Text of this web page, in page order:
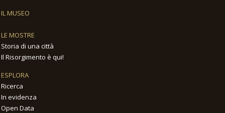
IL MUSEO
LE MOSTRE
Storia di una città
Il Risorgimento è qui!
ESPLORA
Ricerca
In evidenza
Open Data